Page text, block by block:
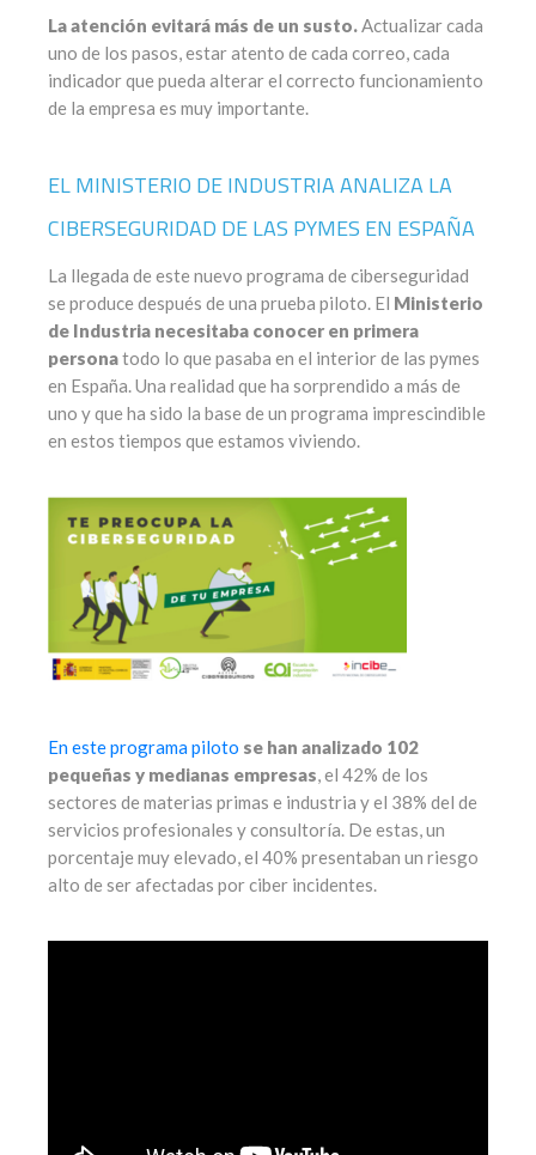
La atención evitará más de un susto.Actualizar cada
uno de los pasos, estar atento de cada correo, cada
indicador que pueda alterar el correcto funcionamiento
de la empresa es muy importante.
EL MINISTERIO DE INDUSTRIA ANALIZA LA
CIBERSEGURIDAD DE LAS PYMES EN ESPAÑA
La llegada de este nuevo programa de ciberseguridad
se produce después de una prueba piloto. El Ministerio
de Industria necesitaba conocer en primera
personatodo lo que pasaba en el interior de las pymes
en España. Una realidad que ha sorprendido a más de
uno y que ha sido la base de un programa imprescindible
en estos tiempos que estamos viviendo.
En esteprograma piloto se han analizado 102
pequeñas y medianas empresas, el 42% de los
sectores de materias primas e industria y el 38% del de
servicios profesionales y consultoría. De estas, un
porcentaje muy elevado, el 40% presentaban un riesgo
alto de ser afectadas por ciber incidentes.